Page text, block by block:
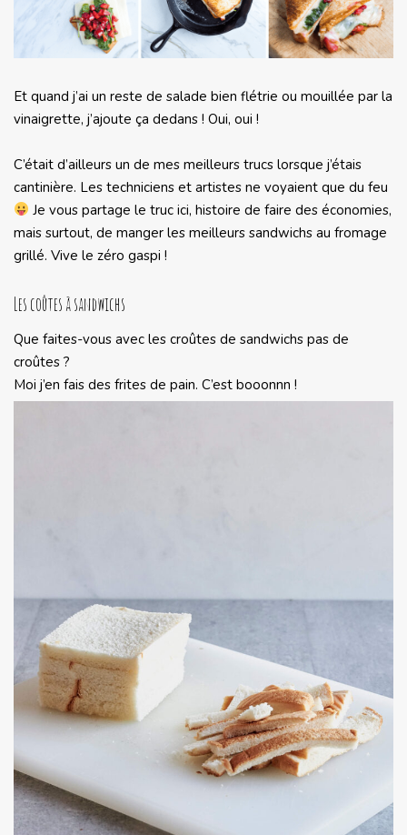
Et quand j’ai un reste de salade bien flétrie ou mouillée par la
vinaigrette, j’ajoute ça dedans ! Oui, oui !
C’était d’ailleurs un de mes meilleurs trucs lorsque j’étais
cantinière. Les techniciens et artistes ne voyaient que du feu
Je vous partage le truc ici, histoire de faire des économies,
mais surtout, de manger les meilleurs sandwichs au fromage
grillé. Vive le zéro gaspi !
Les coûtes à sandwichs
Que faites-vous avec les croûtes de sandwichs pas de
croûtes ?
Moi j’en fais des frites de pain. C’est booonnn !